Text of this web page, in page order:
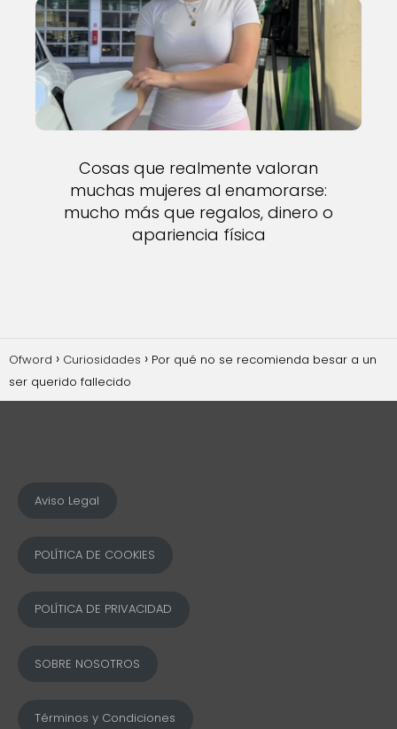
Cosas que realmente valoran
muchas mujeres al enamorarse:
mucho más que regalos, dinero o
apariencia física
Ofword Curiosidades
Por qué no se recomienda besar a un
ser querido fallecido
Aviso Legal
POLÍTICA DE COOKIES
POLÍTICA DE PRIVACIDAD
SOBRE NOSOTROS
Términos y Condiciones